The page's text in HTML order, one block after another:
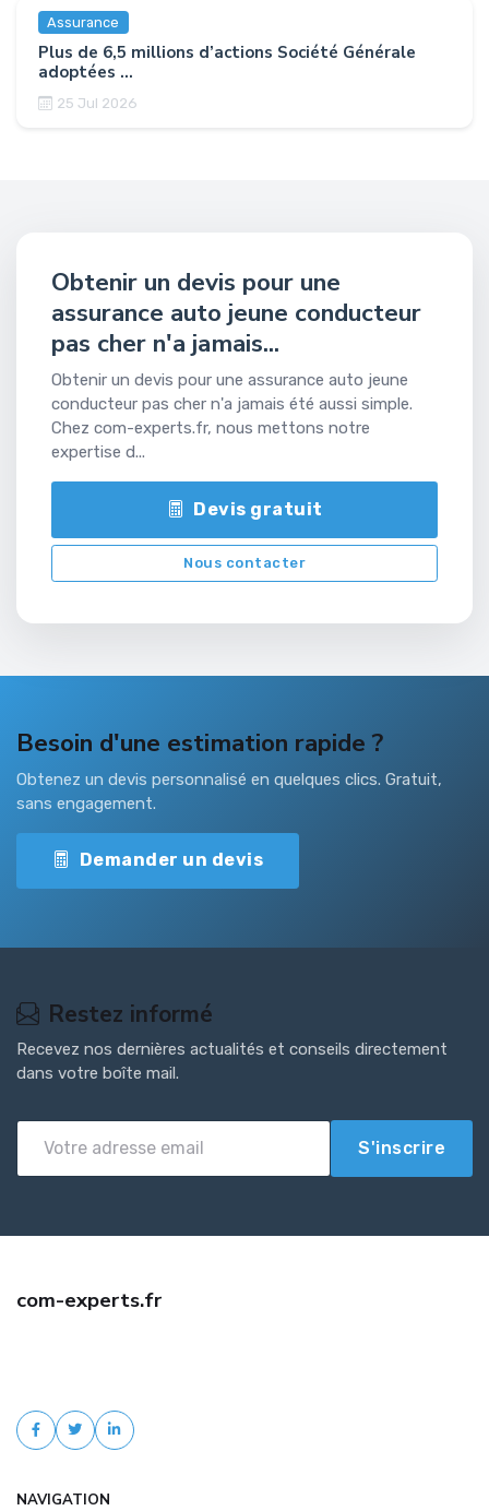
Assurance
Plus de 6,5 millions d’actions Société Générale
adoptées ...
25 Jul 2026
Obtenir un devis pour une
assurance auto jeune conducteur
pas cher n'a jamais...
Obtenir un devis pour une assurance auto jeune
conducteur pas cher n'a jamais été aussi simple.
Chez com-experts.fr, nous mettons notre
expertise d...
Devis gratuit
Nous contacter
Besoin d'une estimation rapide ?
Obtenez un devis personnalisé en quelques clics. Gratuit,
sans engagement.
Demander un devis
Restez informé
Recevez nos dernières actualités et conseils directement
dans votre boîte mail.
S'inscrire
com-experts.fr
NAVIGATION